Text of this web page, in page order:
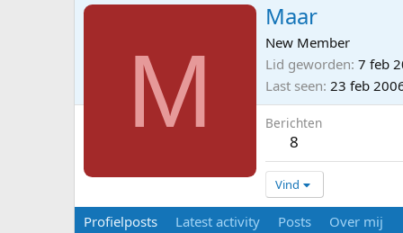
M
Maar
New Member
Lid geworden 7 feb
Last seen 23 feb
Berichten
8
Vind
Profielposts Latest activity Posts Over mij